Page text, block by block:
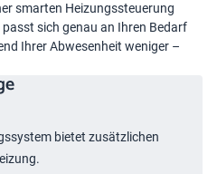
smarten Heizungssteuerung
sich genau an Ihren Bedarf
Ihrer Abwesenheit weniger –
bietet zusätzlichen